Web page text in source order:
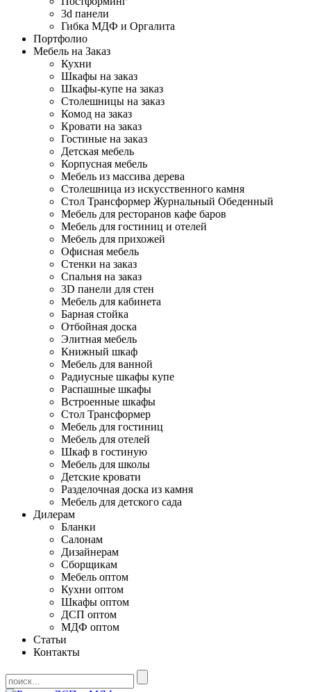
3d панели
Гибка МДФ и Оргалита
Портфолио
Мебель на Заказ
Кухни
Шкафы на заказ
Шкафы-купе на заказ
Столешницы на заказ
Комод на заказ
Кровати на заказ
Гостиные на заказ
Детская мебель
Корпусная мебель
Мебель из массива дерева
Столешница из искусственного камня
Стол Трансформер Журнальный Обеденный
Мебель для ресторанов кафе баров
Мебель для гостиниц и отелей
Мебель для прихожей
Офисная мебель
Стенки на заказ
Спальня на заказ
3D панели для стен
Мебель для кабинета
Барная стойка
Отбойная доска
Элитная мебель
Книжный шкаф
Мебель для ванной
Радиусные шкафы купе
Распашные шкафы
Встроенные шкафы
Стол Трансформер
Мебель для гостиниц
Мебель для отелей
Шкаф в гостиную
Мебель для школы
Детские кровати
Разделочная доска из камня
Мебель для детского сада
Дилерам
Бланки
Салонам
Дизайнерам
Сборщикам
Мебель оптом
Кухни оптом
Шкафы оптом
ДСП оптом
МДФ оптом
Статьи
Контакты